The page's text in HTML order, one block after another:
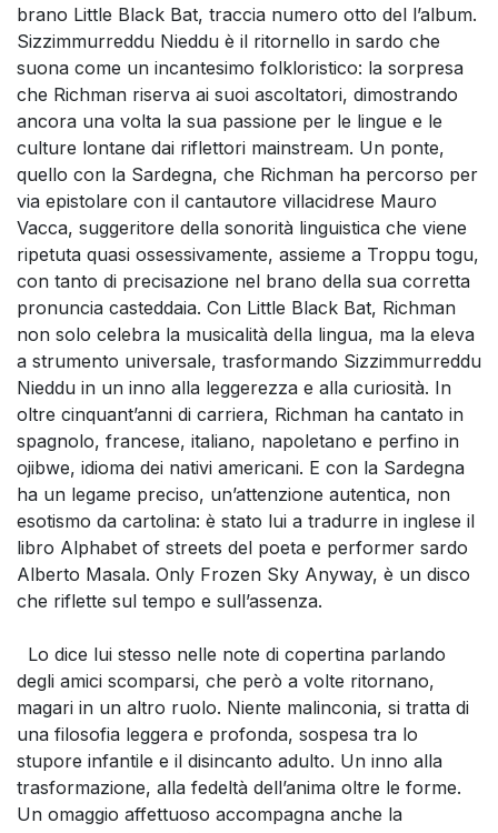
brano Little Black Bat, traccia numero otto del l’album.
Sizzimmurreddu Nieddu è il ritornello in sardo che
suona come un incantesimo folkloristico: la sorpresa
che Richman riserva ai suoi ascoltatori, dimostrando
ancora una volta la sua passione per le lingue e le
culture lontane dai riflettori mainstream. Un ponte,
quello con la Sardegna, che Richman ha percorso per
via epistolare con il cantautore villacidrese Mauro
Vacca, suggeritore della sonorità linguistica che viene
ripetuta quasi ossessivamente, assieme a Troppu togu,
con tanto di precisazione nel brano della sua corretta
pronuncia casteddaia. Con Little Black Bat, Richman
non solo celebra la musicalità della lingua, ma la eleva
a strumento universale, trasformando Sizzimmurreddu
Nieddu in un inno alla leggerezza e alla curiosità. In
oltre cinquant’anni di carriera, Richman ha cantato in
spagnolo, francese, italiano, napoletano e perfino in
ojibwe, idioma dei nativi americani. E con la Sardegna
ha un legame preciso, un’attenzione autentica, non
esotismo da cartolina: è stato lui a tradurre in inglese il
libro Alphabet of streets del poeta e performer sardo
Alberto Masala. Only Frozen Sky Anyway, è un disco
che riflette sul tempo e sull’assenza.
Lo dice lui stesso nelle note di copertina parlando
degli amici scomparsi, che però a volte ritornano,
magari in un altro ruolo. Niente malinconia, si tratta di
una filosofia leggera e profonda, sospesa tra lo
stupore infantile e il disincanto adulto. Un inno alla
trasformazione, alla fedeltà dell’anima oltre le forme.
Un omaggio affettuoso accompagna anche la